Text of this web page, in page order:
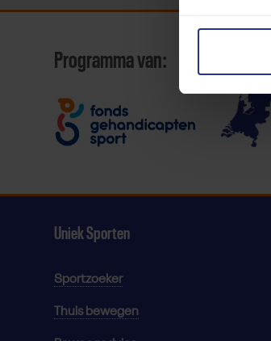
Programma van:
Uniek Sporten
Sportzoeker
Thuis bewegen